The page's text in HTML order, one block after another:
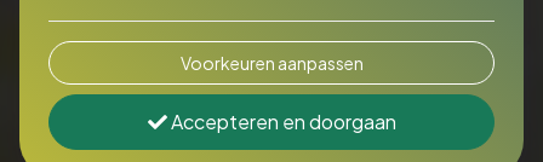
Voorkeuren aanpassen
Accepteren en doorgaan